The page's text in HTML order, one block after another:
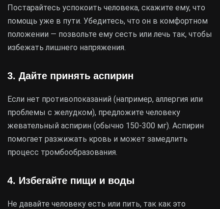
Постарайтесь успокоить человека, скажите ему, что
помощь уже в пути. Убедитесь, что он в комфортном
положении — позвольте ему сесть или лечь так, чтобы
избежать лишнего напряжения.
3. Дайте принять аспирин
Если нет противопоказаний (например, аллергия или
проблемы с желудком), предложите человеку
жевательный аспирин (обычно 150-300 мг). Аспирин
помогает разжижать кровь и может замедлить
процесс тромбообразования.
4. Избегайте пищи и воды
Не давайте человеку есть или пить, так как это